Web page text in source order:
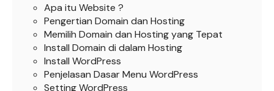
Apa itu Website ?
Pengertian Domain dan Hosting
Memilih Domain dan Hosting yang Tepat
Install Domain di dalam Hosting
Install WordPress
Penjelasan Dasar Menu WordPress
Setting WordPress